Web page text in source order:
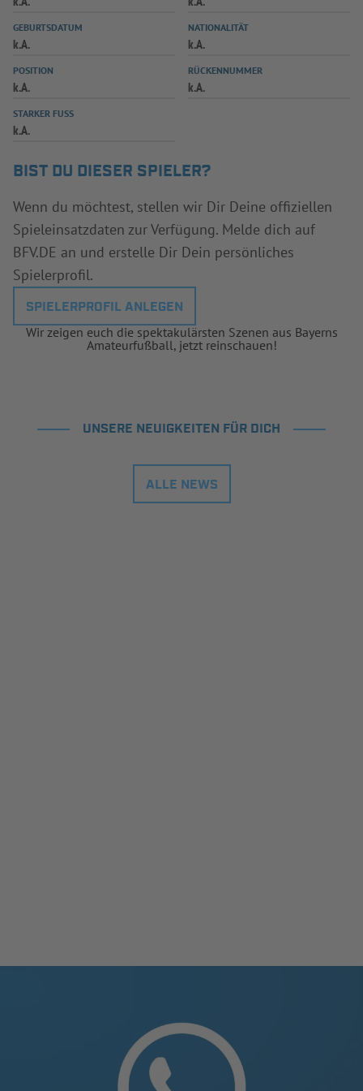
SPIELPLUS
GEBURTSDATUM
k.A.
NATIONALITÄT
k.A.
POSITION
k.A.
RÜCKENNUMMER
k.A.
STARKER FUSS
k.A.
BIST DU DIESER SPIELER?
Wenn du möchtest, stellen wir Dir Deine offiziellen
Spieleinsatzdaten zur Verfügung. Melde dich auf
BFV.DE an und erstelle Dir Dein persönliches
Spielerprofil.
SPIELERPROFIL ANLEGEN
Wir zeigen euch die spektakulärsten Szenen aus Bayerns
Amateurfußball, jetzt reinschauen!
UNSERE NEUIGKEITEN FÜR DICH
ALLE NEWS